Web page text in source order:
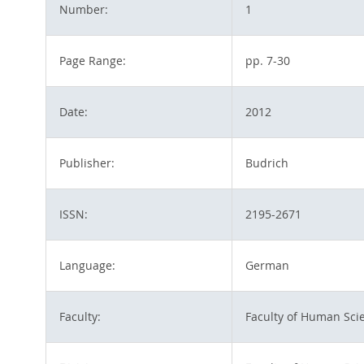
Number: 1
Page Range: pp. 7-30
Date: 2012
Publisher: Budrich
ISSN: 2195-2671
Language: German
Faculty: Faculty of Human